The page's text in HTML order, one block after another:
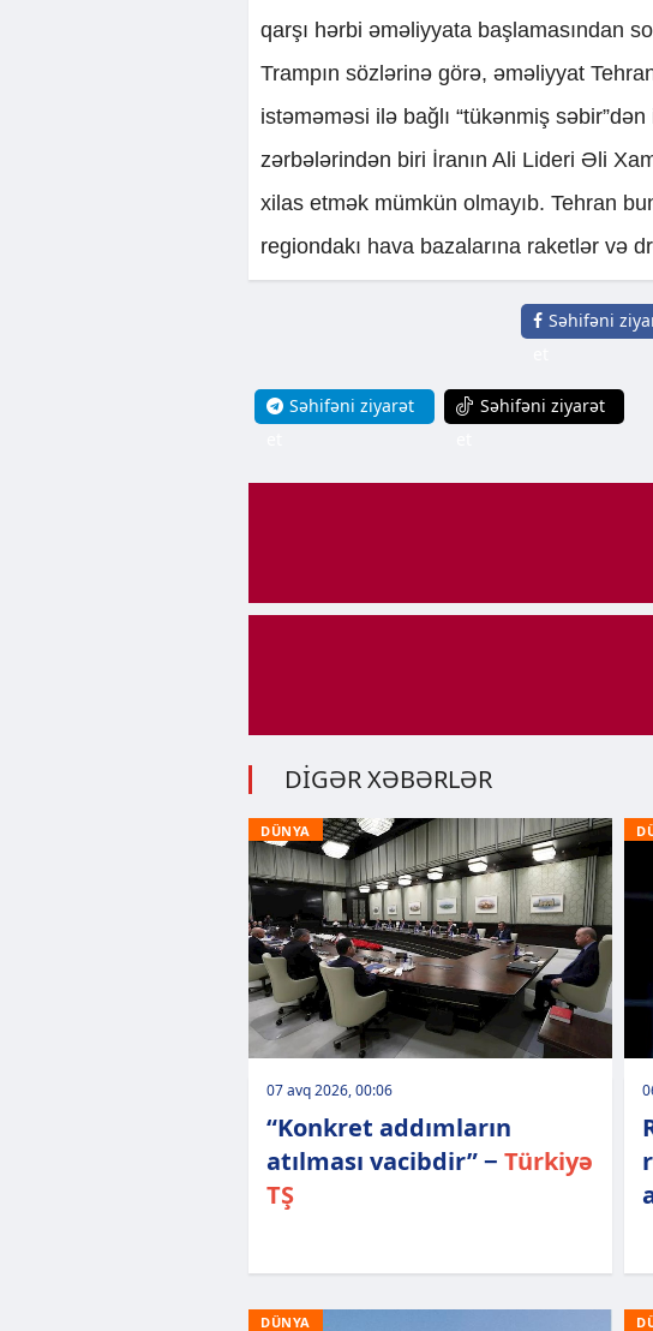
qarşı hərbi əməliyyata başlamasından
Trampın sözlərinə görə, əməliyyat
istəməməsi ilə bağlı “tükənmiş
zərbələrindən biri İranın Ali Lideri Əli
xilas etmək mümkün olmayıb. Tehran
regiondakı hava bazalarına raketlər və
Səhifəni
Səhifəni ziyarət
Səhifəni ziyarət
DİGƏR XƏBƏRLƏR
DÜNYA
07 avq 2026, 00:06
“Konkret addımların
atılması vacibdir” − Türkiyə
TŞ
DÜNYA